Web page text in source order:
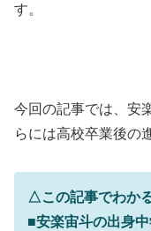
す。
今回の記事では、安
らには高校卒業後の
△この記事でわか
■安楽宙斗の出身